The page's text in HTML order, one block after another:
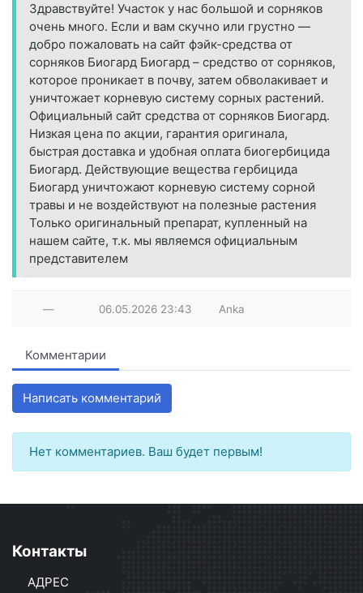
Здравствуйте! Участок у нас большой и сорняков
очень много. Если и вам скучно или грустно —
добро пожаловать на сайт фэйк-средства от
сорняков Биогард Биогард – средство от сорняков,
которое проникает в почву, затем обволакивает и
уничтожает корневую систему сорных растений.
Официальный сайт средства от сорняков Биогард.
Низкая цена по акции, гарантия оригинала,
быстрая доставка и удобная оплата биогербицида
Биогард. Действующие вещества гербицида
Биогард уничтожают корневую систему сорной
травы и не воздействуют на полезные растения
Только оригинальный препарат, купленный на
нашем сайте, т.к. мы являемся официальным
представителем
— 06.05.2026 23:43 Anka
Комментарии
Написать комментарий
Нет комментариев. Ваш будет первым!
Контакты
АДРЕС